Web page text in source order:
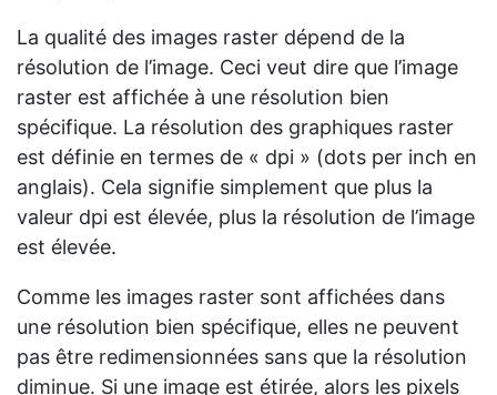
La qualité des images raster dépend de la
résolution de l’image. Ceci veut dire que l’image
raster est affichée à une résolution bien
spécifique. La résolution des graphiques raster
est définie en termes de « dpi » (dots per inch en
anglais). Cela signifie simplement que plus la
valeur dpi est élevée, plus la résolution de l’image
est élevée.
Comme les images raster sont affichées dans
une résolution bien spécifique, elles ne peuvent
pas être redimensionnées sans que la résolution
diminue. Si une image est étirée, alors les pixels